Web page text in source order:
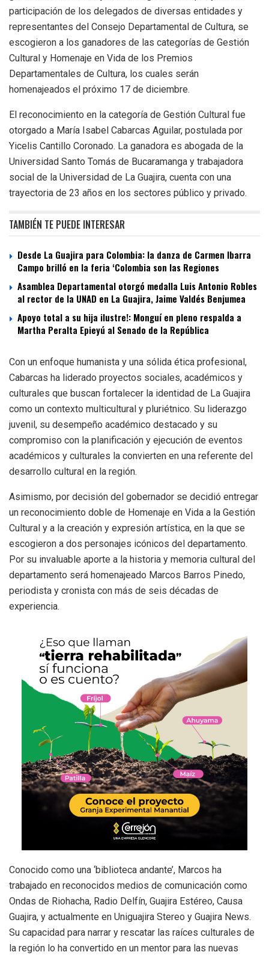
participación de los delegados de diversas entidades y
representantes del Consejo Departamental de Cultura, se
escogieron a los ganadores de las categorías de Gestión
Cultural y Homenaje en Vida de los Premios
Departamentales de Cultura, los cuales serán
homenajeados el próximo 17 de diciembre.
El reconocimiento en la categoría de Gestión Cultural fue
otorgado a María Isabel Cabarcas Aguilar, postulada por
Yicelis Cantillo Coronado. La ganadora es abogada de la
Universidad Santo Tomás de Bucaramanga y trabajadora
social de la Universidad de La Guajira, cuenta con una
trayectoria de 23 años en los sectores público y privado.
TAMBIÉN TE PUEDE INTERESAR
Desde La Guajira para Colombia: la danza de Carmen Ibarra
Campo brilló en la feria ‘Colombia son las Regiones
Asamblea Departamental otorgó medalla Luis Antonio Robles
al rector de la UNAD en La Guajira, Jaime Valdés Benjumea
Apoyo total a su hija ilustre!: Monguí en pleno respalda a
Martha Peralta Epieyú al Senado de la República
Con un enfoque humanista y una sólida ética profesional,
Cabarcas ha liderado proyectos sociales, académicos y
culturales que buscan fortalecer la identidad de La Guajira
como un contexto multicultural y pluriétnico. Su liderazgo
juvenil, su desempeño académico destacado y su
compromiso con la planificación y ejecución de eventos
académicos y culturales la convierten en una referente del
desarrollo cultural en la región.
Asimismo, por decisión del gobernador se decidió entregar
un reconocimiento doble de Homenaje en Vida a la Gestión
Cultural y a la creación y expresión artística, en la que se
escogieron a dos personajes icónicos del departamento.
Por su invaluable aporte a la historia y memoria cultural del
departamento será homenajeado Marcos Barros Pinedo,
periodista y cronista con más de seis décadas de
experiencia.
Conocido como una ‘biblioteca andante’, Marcos ha
trabajado en reconocidos medios de comunicación como
Ondas de Riohacha, Radio Delfín, Guajira Estéreo, Causa
Guajira, y actualmente en Uniguajira Stereo y Guajira News.
Su capacidad para narrar y rescatar las raíces culturales de
la región lo ha convertido en un mentor para las nuevas